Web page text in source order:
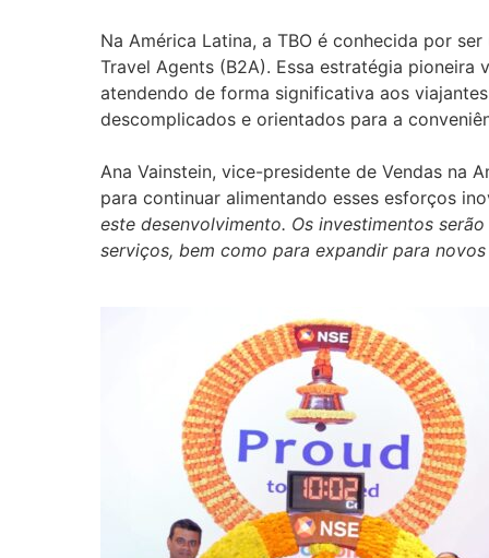
Na América Latina, a TBO é conhecida por
Travel Agents (B2A). Essa estratégia
atendendo de forma significativa aos
descomplicados e orientados para a
Ana Vainstein, vice-presidente de Vendas na
para continuar alimentando esses esforços
este desenvolvimento. Os investimentos
serviços, bem como para expandir para